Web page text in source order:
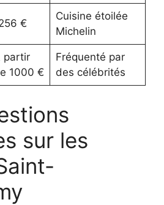
€
Cuisine étoilée
Michelin
partir
1000 €
Fréquenté par
des célébrités
sur les